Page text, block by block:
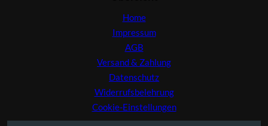
Home
Impressum
AGB
Versand & Zahlung
Datenschutz
Widerrufsbelehrung
Cookie-Einstellungen